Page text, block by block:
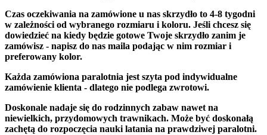
Czas oczekiwania na zamówione u nas skrzydło to 4-8 tygodni
w zależności od wybranego rozmiaru i koloru. Jeśli chcesz się
dowiedzieć na kiedy będzie gotowe Twoje skrzydło zanim je
zamówisz - napisz do nas maila podając w nim rozmiar i
preferowany kolor.
Każda zamówiona paralotnia jest szyta pod indywidualne
zamówienie klienta - dlatego nie podlega zwrotowi.
Doskonale nadaje się do rodzinnych zabaw nawet na
niewielkich, przydomowych trawnikach. Może być doskonałą
zachętą do rozpoczęcia nauki latania na prawdziwej paralotni.